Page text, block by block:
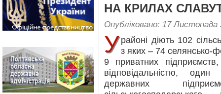
НА КРИЛАХ
Опубліковано: 17 Листопада
У районі діють 102
з яких – 74 селянсько-
9 приватних
відповідальністю,
державних